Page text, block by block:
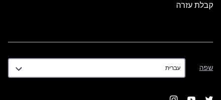
קבלת עזרה
שפה
שפה